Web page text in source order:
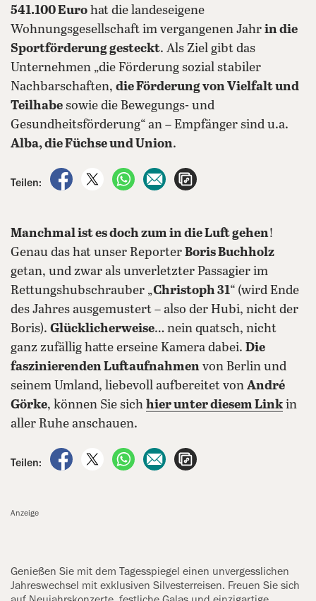
541.100 Euro hat die landeseigene
Wohnungsgesellschaft im vergangenen Jahr in die
Sportförderung gesteckt. Als Ziel gibt das
Unternehmen „die Förderung sozial stabiler
Nachbarschaften, die Förderung von Vielfalt und
Teilhabe sowie die Bewegungs- und
Gesundheitsförderung“ an – Empfänger sind u.a.
Alba, die Füchse und Union.
Teilen:
auf Facebook teilen
auf X teilenper WhatsApp teilen
per E-Mail teilen
Manchmal ist es doch zum in die Luft gehen!
Genau das hat unser Reporter Boris Buchholz
getan, und zwar als unverletzter Passagier im
Rettungshubschrauber „Christoph 31“ (wird Ende
des Jahres ausgemustert – also der Hubi, nicht der
Boris). Glücklicherweise… nein quatsch, nicht
ganz zufällig hatte erseine Kamera dabei. Die
faszinierenden Luftaufnahmen von Berlin und
seinem Umland, liebevoll aufbereitet von André
Görke, können Sie sich hier unter diesem Linkin
aller Ruhe anschauen.
Teilen:
auf Facebook teilen
auf X teilenper WhatsApp teilen
per E-Mail teilen
Anzeige
Genießen Sie mit dem Tagesspiegel ‍einen unvergesslichen
Jahreswechsel mit exklusiven Silvesterreisen. Freuen Sie sich